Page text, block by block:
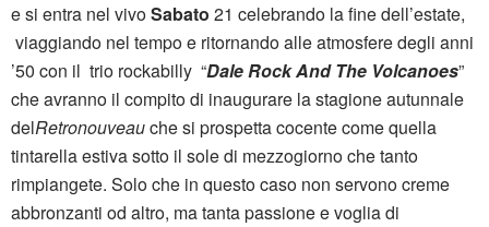
e si entra nel vivoSabato 21 celebrando la fine dell’estate,
viaggiando nel tempo e ritornando alle atmosfere degli anni
’50 con il trio rockabilly “Dale Rock And The Volcanoes”
che avranno il compito di inaugurare la stagione autunnale
delRetronouveauche si prospetta cocente come quella
tintarella estiva sotto il sole di mezzogiorno che tanto
rimpiangete. Solo che in questo caso non servono creme
abbronzanti od altro, ma tanta passione e voglia di